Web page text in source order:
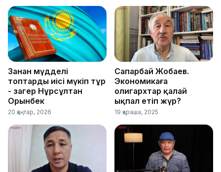
Заңнан мүдделі
топтардың иісі мүңкіп тұр
- заңгер Нұрсұлтан
Орынбек
20 қаңтар, 2026
Сапарбай Жобаев.
Экономикаға
олигархтар қалай
ықпал етіп жүр?
19 қараша, 2025